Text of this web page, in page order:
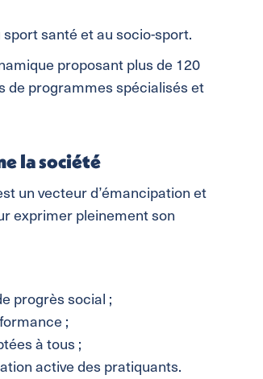
santé et au socio-sport.
proposant plus de 120
de programmes spécialisés et
la société
un vecteur d’émancipation et
exprimer pleinement son
progrès social ;
;
à tous ;
active des pratiquants.